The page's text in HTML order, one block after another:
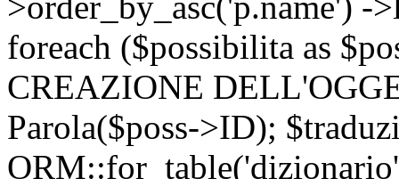
foreach ($possibilita as
CREAZIONE
Parola($poss->ID);